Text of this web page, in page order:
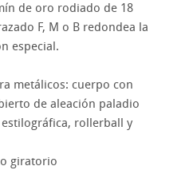
de oro rodiado de 18
F, M o B redondea la
especial.
metálicos: cuerpo con
de aleación paladio
rollerball y
giratorio